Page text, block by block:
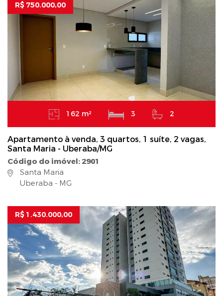
R$ 750.000,00
162 m² 3 2
Apartamento à venda, 3 quartos, 1 suíte, 2 vagas,
Santa Maria - Uberaba/MG
Código do imóvel: 2901
Santa Maria
Uberaba - MG
R$ 1.430.000,00